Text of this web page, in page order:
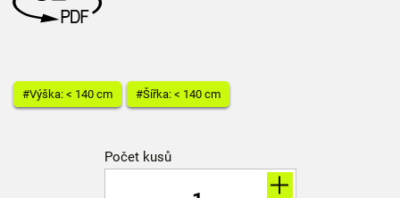
#Výška: < 140 cm #Šířka: < 140 cm
Počet kusů